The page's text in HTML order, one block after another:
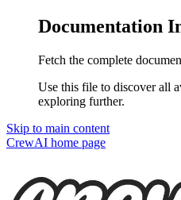
Documentation
Fetch the complete
Use this file to discover all
exploring further.
Skip to main content
CrewAI home page